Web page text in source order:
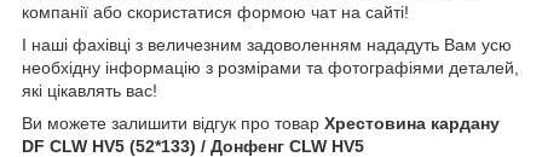
компанії або скористатися формою чат на сайті!
І наші фахівці з величезним задоволенням нададуть Вам усю
необхідну інформацію з розмірами та фотографіями деталей,
які цікавлять вас!
Ви можете залишити відгук про товар Хрестовина кардану
DF CLW HV5 (52*133) / Донфенг CLW HV5